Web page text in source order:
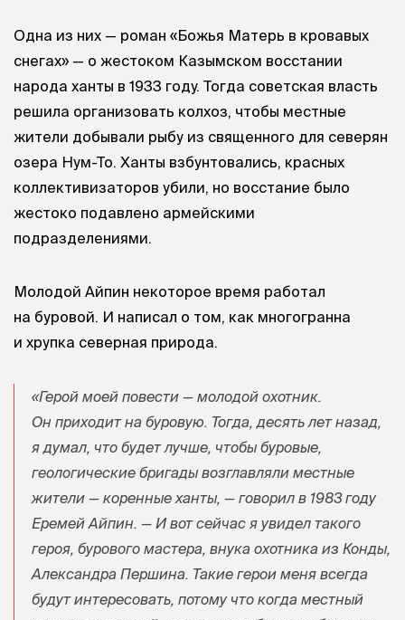
Одна из них — роман «Божья Матерь в кровавых
снегах» — о жестоком Казымском восстании
народа ханты в 1933 году. Тогда советская власть
решила организовать колхоз, чтобы местные
жители добывали рыбу из священного для северян
озера Нум-То. Ханты взбунтовались, красных
коллективизаторов убили, но восстание было
жестоко подавлено армейскими
подразделениями.
Молодой Айпин некоторое время работал
на буровой. И написал о том, как многогранна
и хрупка северная природа.
«Герой моей повести — молодой охотник.
Он приходит на буровую. Тогда, десять лет назад,
я думал, что будет лучше, чтобы буровые,
геологические бригады возглавляли местные
жители — коренные ханты, — говорил в 1983 году
Еремей Айпин. — И вот сейчас я увидел такого
героя, бурового мастера, внука охотника из Конды,
Александра Першина. Такие герои меня всегда
будут интересовать, потому что когда местный